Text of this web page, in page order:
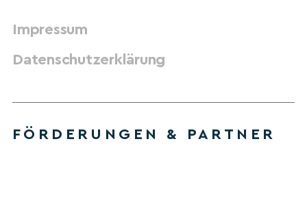
Impressum
Datenschutzerklärung
FÖRDERUNGEN & PARTNER